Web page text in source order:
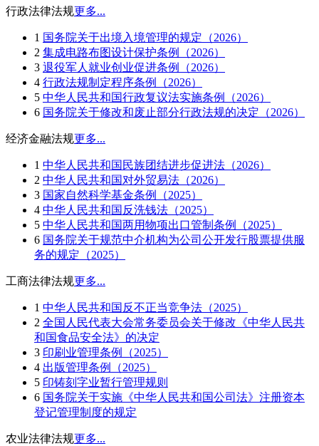
行政法律法规更多...
1 国务院关于出境入境管理的规定（2026）
2 集成电路布图设计保护条例（2026）
3 退役军人就业创业促进条例（2026）
4 行政法规制定程序条例（2026）
5 中华人民共和国行政复议法实施条例（2026）
6 国务院关于修改和废止部分行政法规的决定（2026）
经济金融法规更多...
1 中华人民共和国民族团结进步促进法（2026）
2 中华人民共和国对外贸易法（2026）
3 国家自然科学基金条例（2025）
4 中华人民共和国反洗钱法（2025）
5 中华人民共和国两用物项出口管制条例（2025）
6 国务院关于规范中介机构为公司公开发行股票提供服
务的规定（2025）
工商法律法规更多...
1 中华人民共和国反不正当竞争法（2025）
2 全国人民代表大会常务委员会关于修改《中华人民共
和国食品安全法》的决定
3 印刷业管理条例（2025）
4 出版管理条例（2025）
5 印铸刻字业暂行管理规则
6 国务院关于实施《中华人民共和国公司法》注册资本
登记管理制度的规定
农业法律法规更多...